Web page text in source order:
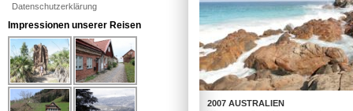
2007 AUSTRALIEN
Datenschutzerklärung
Impressionen unserer Reisen